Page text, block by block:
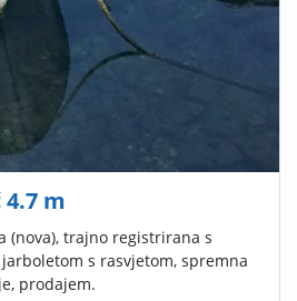
m
(nova), trajno registrirana s
s rasvjetom, spremna
prodajem.